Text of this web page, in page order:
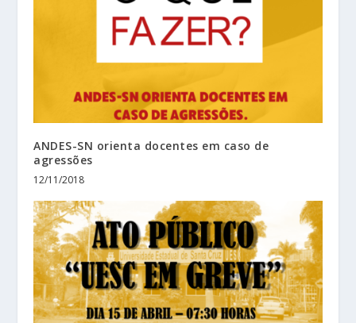
ANDES-SN orienta docentes em caso de
agressões
12/11/2018